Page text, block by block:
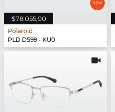
$78.055,00
Polaroid
PLD D599 - KU0